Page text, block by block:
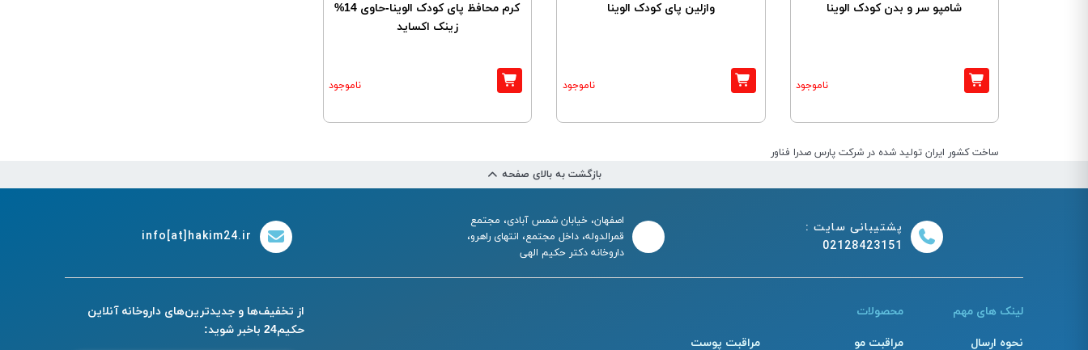
شامپو سر و بدن کودک الوینا
ناموجود
وازلین پای کودک الوینا
ناموجود
کرم محافظ پای کودک الوینا-حاوی 14%
زینک اکساید
ناموجود
ساخت کشور ایران تولید شده در شرکت پارس صدرا فناور
بازگشت به بالای صفحه
پشتیبانی سایت :
02128423151
اصفهان، خیابان شمس آبادی، مجتمع
قمرالدوله، داخل مجتمع، انتهای راهرو،
داروخانه دکتر حکیم الهی
info[at]hakim24.ir
لینک های مهم
نحوه ارسال
محصولات
مراقبت مو
مراقبت پوست
از تخفیف‌ها و جدیدترین‌های داروخانه آنلاین
حکیم24 باخبر شوید: